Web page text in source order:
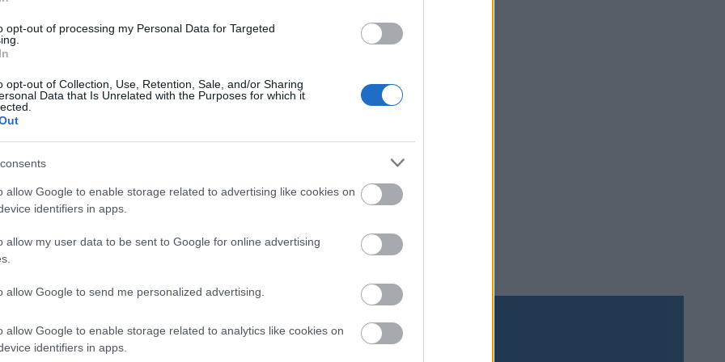
opt-out of processing my Personal Data for Targeted
opt-out of Collection, Use, Retention, Sale, and/or Sharing
Data that Is Unrelated with the Purposes for which it
allow Google to enable storage related to advertising like cookies on
identifiers in apps.
allow my user data to be sent to Google for online advertising
allow Google to send me personalized advertising.
allow Google to enable storage related to analytics like cookies on
identifiers in apps.
PER FROST)